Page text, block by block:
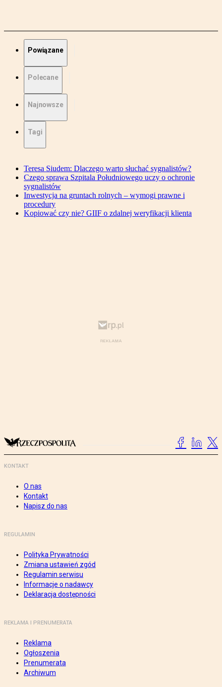
Powiązane
Polecane
Najnowsze
Tagi
Teresa Siudem: Dlaczego warto słuchać sygnalistów?
Czego sprawa Szpitala Południowego uczy o ochronie
sygnalistów
Inwestycja na gruntach rolnych – wymogi prawne i
procedury
Kopiować czy nie? GIIF o zdalnej weryfikacji klienta
KONTAKT
O nas
Kontakt
Napisz do nas
REGULAMIN
Polityka Prywatności
Zmiana ustawień zgód
Regulamin serwisu
Informacje o nadawcy
Deklaracja dostępności
REKLAMA I PRENUMERATA
Reklama
Ogłoszenia
Prenumerata
Archiwum